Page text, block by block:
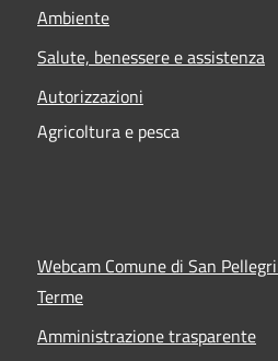
Ambiente
Salute, benessere e assistenza
Autorizzazioni
Agricoltura e pesca
Webcam Comune di San
Terme
Amministrazione trasparente